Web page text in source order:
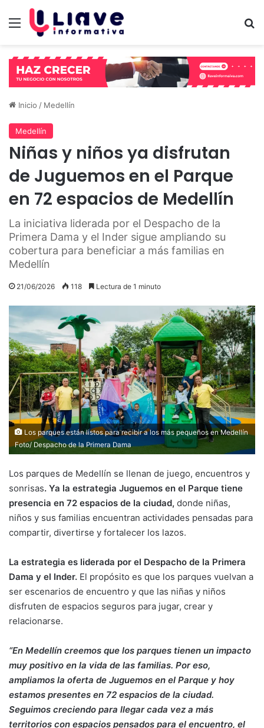
Menú
Inicio / Medellín
Medellín
Niñas y niños ya disfrutan
de Juguemos en el Parque
en 72 espacios de Medellín
La iniciativa liderada por el Despacho de la
Primera Dama y el Inder sigue ampliando su
cobertura para beneficiar a más familias en
Medellín
21/06/2026 118 Lectura de 1 minuto
Los parques están listos para recibir a los más pequeños en Medellín
Foto/ Despacho de la Primera Dama
Los parques de Medellín se llenan de juego, encuentros y
sonrisas. Ya la estrategia Juguemos en el Parque tiene
presencia en 72 espacios de la ciudad, donde niñas,
niños y sus familias encuentran actividades pensadas para
compartir, divertirse y fortalecer los lazos.
La estrategia es liderada por el Despacho de la Primera
Dama y el Inder. El propósito es que los parques vuelvan a
ser escenarios de encuentro y que las niñas y niños
disfruten de espacios seguros para jugar, crear y
relacionarse.
“En Medellín creemos que los parques tienen un impacto
muy positivo en la vida de las familias. Por eso,
ampliamos la oferta de Juguemos en el Parque y hoy
estamos presentes en 72 espacios de la ciudad.
Seguimos creciendo para llegar cada vez a más
territorios con espacios pensados para el encuentro, el